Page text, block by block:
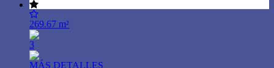
269.67 m²
3
MÁS DETALLES